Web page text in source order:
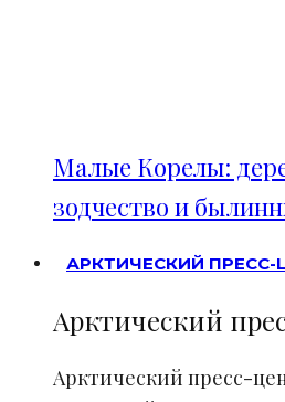
Малые Корелы:
зодчество и
АРКТИЧЕСКИЙ ПРЕСС-
Арктический
Арктический пресс-